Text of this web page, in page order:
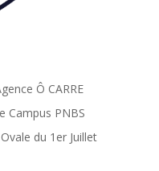
Ô CARRE
Campus PNBS
du 1er Juillet